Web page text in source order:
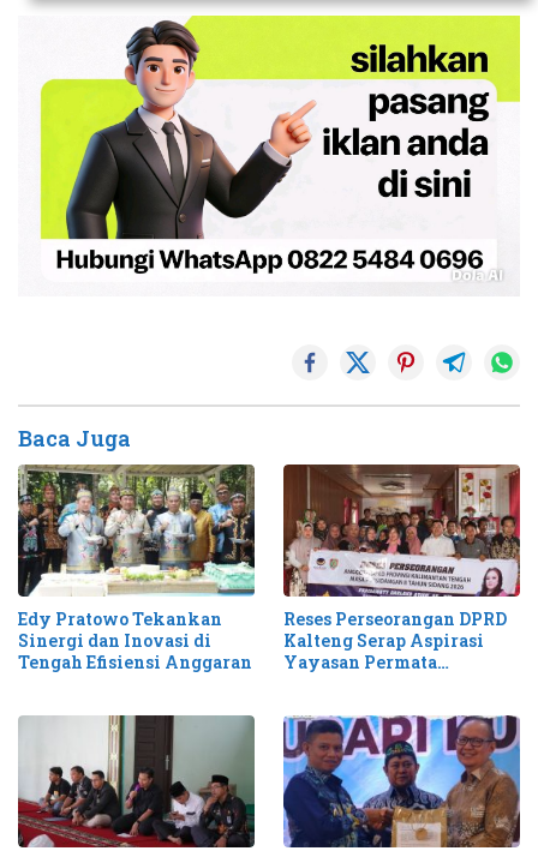
Baca Juga
Edy Pratowo Tekankan
Sinergi dan Inovasi di
Tengah Efisiensi Anggaran
Reses Perseorangan DPRD
Kalteng Serap Aspirasi
Yayasan Permata